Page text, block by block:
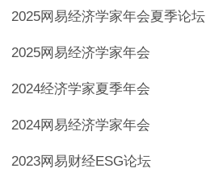
2025网易经济学家年会夏季论坛
2025网易经济学家年会
2024经济学家夏季年会
2024网易经济学家年会
2023网易财经ESG论坛